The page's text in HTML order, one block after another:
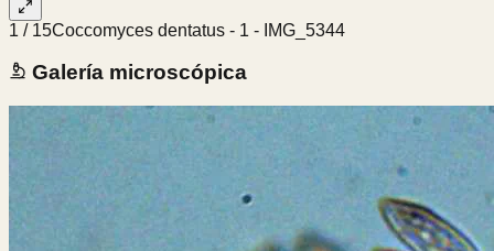
1 / 15Coccomyces dentatus - 1 - IMG_5344
Galería microscópica